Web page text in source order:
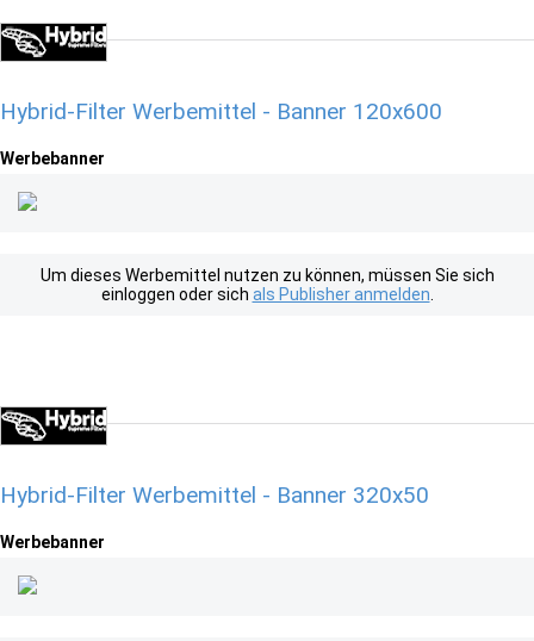
Hybrid-Filter Werbemittel - Banner 120x600
Werbebanner
Um dieses Werbemittel nutzen zu können, müssen Sie sich
einloggen oder sich als Publisher anmelden
Hybrid-Filter Werbemittel - Banner 320x50
Werbebanner